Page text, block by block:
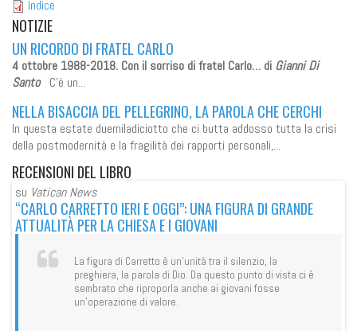
Indice
NOTIZIE
UN RICORDO DI FRATEL CARLO
4 ottobre 1988-2018. Con il sorriso di fratel Carlo… di Gianni Di
SantoC’è un...
NELLA BISACCIA DEL PELLEGRINO, LA PAROLA CHE CERCHI
In questa estate duemiladiciotto che ci butta addosso tutta la crisi
della postmodernità e la fragilità dei rapporti personali,...
RECENSIONI DEL LIBRO
su Vatican News
“CARLO CARRETTO IERI E OGGI”: UNA FIGURA DI GRANDE
ATTUALITÀ PER LA CHIESA E I GIOVANI
La figura di Carretto è un’unità tra il silenzio, la
preghiera, la parola di Dio. Da questo punto di vista ci è
sembrato che riproporla anche ai giovani fosse
un’operazione di valore.